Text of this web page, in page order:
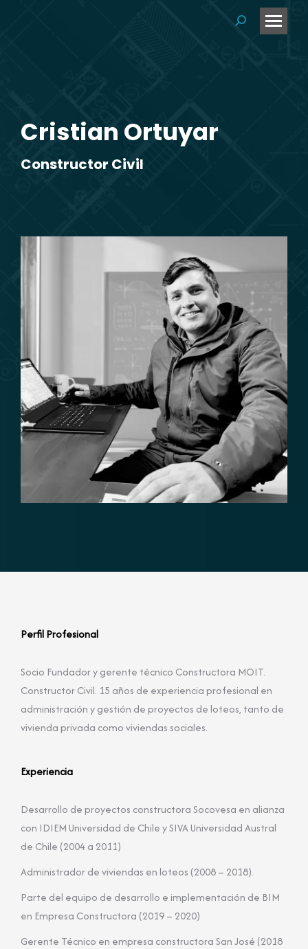
Buscar:
Cristian Ortuyar
Constructor Civil
Perfil Profesional
Socio Fundador y gerente técnico Constructora MOIT.
Constructor Civil. 15 años de experiencia profesional en
administración y gestión de proyectos de loteos, tanto de
vivienda privada como viviendas sociales.
Experiencia
Desarrollo de proyectos constructora Socovesa en alianza
con IDIEM Universidad de Chile y SIVA Universidad Austral
de Chile (2004 a 2011)
Administrador de viviendas en loteos (2008 – 2018).
Parte del equipo de desarrollo e implementación de BIM
en Empresa Constructora (2019 – 2020)
Gerente Técnico en empresa constructora San José (2018